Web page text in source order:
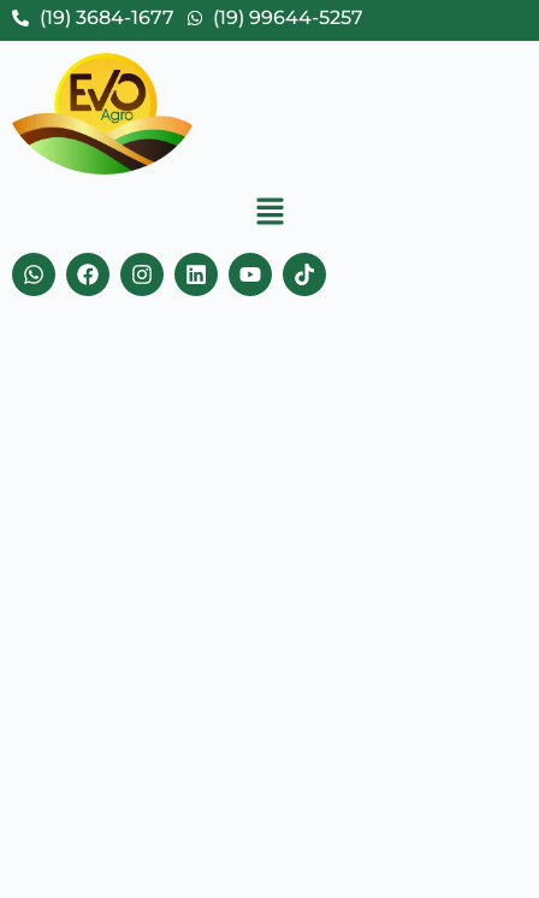
(19) 3684-1677 (19) 99644-5257